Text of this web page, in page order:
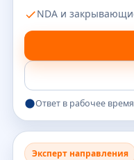
NDA и
Ответ в рабочее
Эксперт направления